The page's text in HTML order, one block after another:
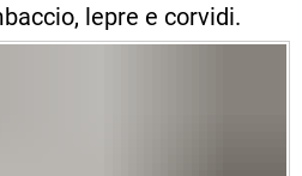
lepre e corvidi.